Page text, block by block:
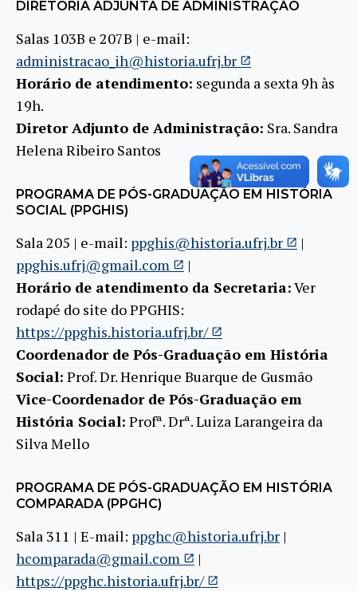
DIRETORIA ADJUNTA DE ADMINISTRAÇÃO
Salas 103B e 207B | e-mail:
administracao_ih@historia.ufrj.br
Horário de atendimento: segunda a sexta 9h às
19h.
Diretor Adjunto de Administração: Sra. Sandra
Helena Ribeiro Santos
PROGRAMA DE PÓS-GRADUAÇÃO EM HISTÓRIA
SOCIAL (PPGHIS)
Sala 205 | e-mail: ppghis@historia.ufrj.br
|
ppghis.ufrj@gmail.com
|
Horário de atendimento da Secretaria:Ver
rodapé do site do PPGHIS:
https://ppghis.historia.ufrj.br/
Coordenador de Pós-Graduação em História
Social: Prof. Dr. Henrique Buarque de Gusmão
Vice-Coordenador de Pós-Graduação em
História Social: Profª. Drª. Luiza Larangeira da
Silva Mello
PROGRAMA DE PÓS-GRADUAÇÃO EM HISTÓRIA
COMPARADA (PPGHC)
Sala 311 | E-mail: ppghc@historia.ufrj.br |
hcomparada@gmail.com
|
https://ppghc.historia.ufrj.br/